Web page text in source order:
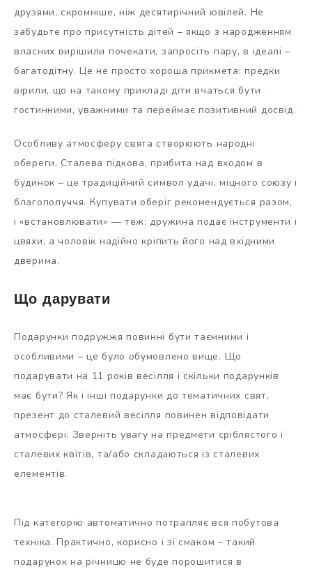
друзями, скромніше, ніж десятирічний ювілей. Не
забудьте про присутність дітей – якщо з народженням
власних вирішили почекати, запросіть пару, в ідеалі –
багатодітну. Це не просто хороша прикмета: предки
вірили, що на такому прикладі діти вчаться бути
гостинними, уважними та переймає позитивний досвід.
Особливу атмосферу свята створюють народні
обереги. Сталева підкова, прибита над входом в
будинок – це традиційний символ удачі, міцного союзу і
благополуччя. Купувати оберіг рекомендується разом,
і «встановлювати» — теж: дружина подає інструменти і
цвяхи, а чоловік надійно кріпить його над вхідними
дверима.
Що дарувати
Подарунки подружжя повинні бути таємними і
особливими – це було обумовлено вище. Що
подарувати на 11 років весілля і скільки подарунків
має бути? Як і інші подарунки до тематичних свят,
презент до сталевий весілля повинен відповідати
атмосфері. Зверніть увагу на предмети сріблястого і
сталевих квітів, та/або складаються із сталевих
елементів.
Під категорію автоматично потрапляє вся побутова
техніка. Практично, корисно і зі смаком – такий
подарунок на річницю не буде порошитися в